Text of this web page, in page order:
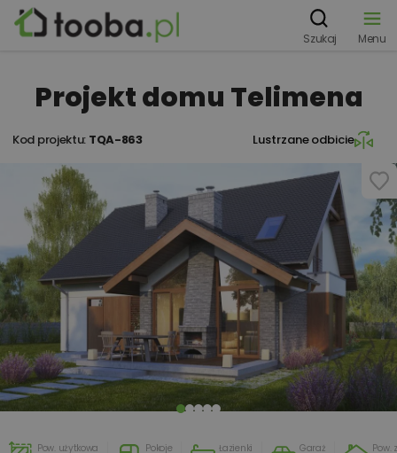
Szukaj Menu
Projekt domu Telimena
Kod projektu: TQA-863 Lustrzane odbicie
Pow. użytkowa Pokoje Łazienki Garaż Pow.